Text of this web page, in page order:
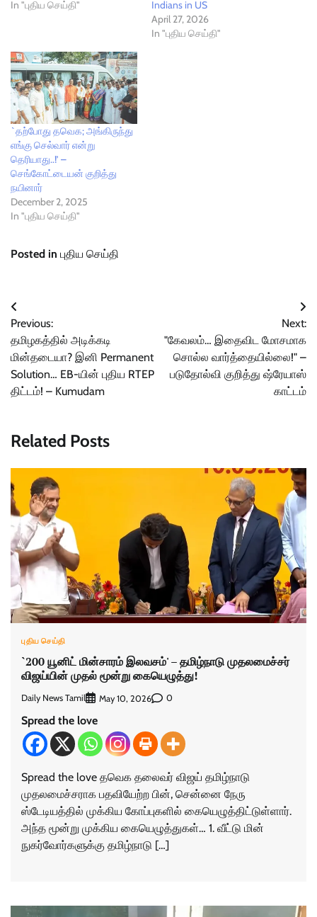
In "புதிய செய்தி"
Indians in US
April 27, 2026
In "புதிய செய்தி"
`தற்போது தவெக; அங்கிருந்து
எங்கு செல்வார் என்று
தெரியாது..!’ –
செங்கோட்டையன் குறித்து
நயினார்
December 2, 2025
In "புதிய செய்தி"
Posted in புதிய செய்தி
Post
navigation
Previous:
தமிழகத்தில் அடிக்கடி
மின்தடையா? இனி Permanent
Solution… EB-யின் புதிய RTEP
திட்டம்! – Kumudam
Next:
"கேவலம்… இதைவிட மோசமாக
சொல்ல வார்த்தையில்லை!" –
படுதோல்வி குறித்து ஷ்ரேயாஸ்
காட்டம்
Related Posts
புதிய செய்தி
`200 யூனிட் மின்சாரம் இலவசம்' – தமிழ்நாடு முதலமைச்சர்
விஜய்யின் முதல் மூன்று கையெழுத்து!
Daily News Tamil May 10, 2026 0
Spread the love
Spread the love தவெக தலைவர் விஜய் தமிழ்நாடு
முதலமைச்சராக பதவியேற்ற பின், சென்னை நேரு
ஸ்டேடியத்தில் முக்கிய கோப்புகளில் கையெழுத்திட்டுள்ளார்.
அந்த மூன்று முக்கிய கையெழுத்துகள்… 1. வீட்டு மின்
நுகர்வோர்களுக்கு தமிழ்நாடு […]